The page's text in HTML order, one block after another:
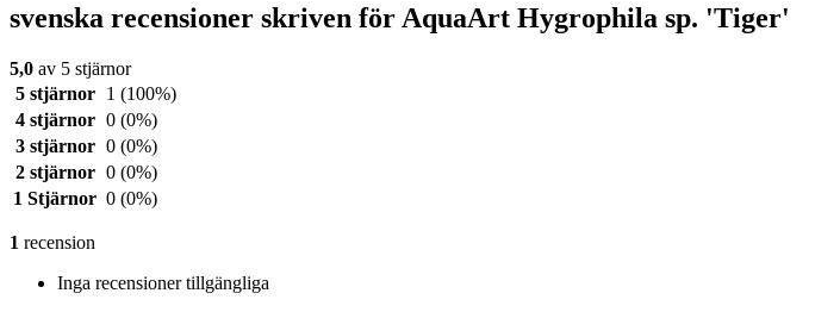
svenska recensioner skriven för AquaArt Hygrophila sp. 'Tiger'
5,0 av 5 stjärnor
5 stjärnor
1 (100%)
4 stjärnor 0 (0%)
3 stjärnor 0 (0%)
2 stjärnor 0 (0%)
1 Stjärnor 0 (0%)
1 recension
Inga recensioner tillgängliga